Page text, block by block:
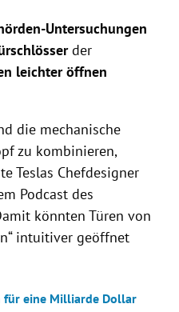
leichter öffnen lassen.
untersucht
bei Model Y,
Türen nach
werden, was zu
von
Untersuchungen
der
leichter öffnen
die mechanische
zu kombinieren,
Teslas Chefdesigner
Podcast des
könnten Türen von
intuitiver geöffnet
für eine Milliarde Dollar